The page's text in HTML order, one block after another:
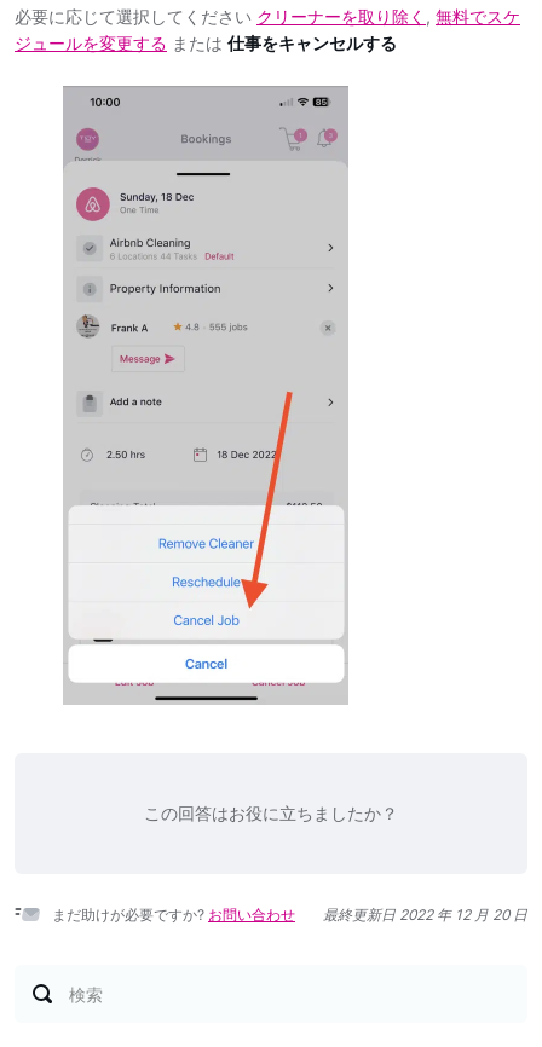
検索
必要に応じて選択してください クリーナーを取り除く , 無料でスケ
ジュールを変更する または 仕事をキャンセルする
この回答はお役に立ちましたか？
まだ助けが必要ですか? お問い合わせ 最終更新日 2022 年 12 月 20 日